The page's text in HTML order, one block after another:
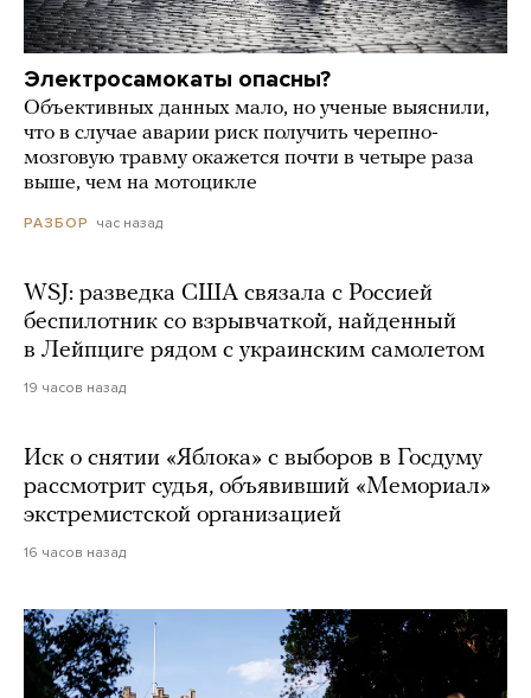
Электросамокаты опасны?
Объективных данных мало, но ученые выяснили,
что в случае аварии риск получить черепно-
мозговую травму окажется почти в четыре раза
выше, чем на мотоцикле
РАЗБОР час назад
WSJ: разведка США связала с Россией
беспилотник со взрывчаткой, найденный
в Лейпциге рядом с украинским самолетом
19 часов назад
Иск о снятии «Яблока» с выборов в Госдуму
рассмотрит судья, объявивший «Мемориал»
экстремистской организацией
16 часов назад